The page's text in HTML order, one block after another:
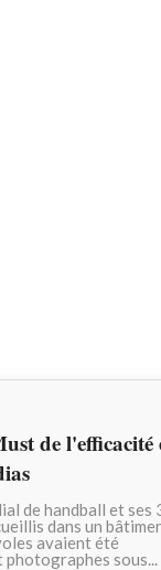
de l'efficacité
de handball et ses
dans un
avaient été
photographes sous...